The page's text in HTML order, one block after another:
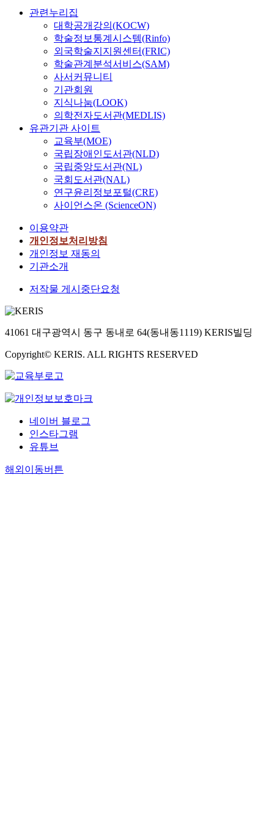
관련누리집
대학공개강의(KOCW)
학술정보통계시스템(Rinfo)
외국학술지지원센터(FRIC)
학술관계분석서비스(SAM)
사서커뮤니티
기관회원
지식나눔(LOOK)
의학전자도서관(MEDLIS)
유관기관 사이트
교육부(MOE)
국립장애인도서관(NLD)
국립중앙도서관(NL)
국회도서관(NAL)
연구윤리정보포털(CRE)
사이언스온 (ScienceON)
이용약관
개인정보처리방침
개인정보 재동의
기관소개
저작물 게시중단요청
41061 대구광역시 동구 동내로 64(동내동1119) KERIS빌딩
Copyright© KERIS. ALL RIGHTS RESERVED
네이버 블로그
인스타그램
유튜브
해외이동버튼